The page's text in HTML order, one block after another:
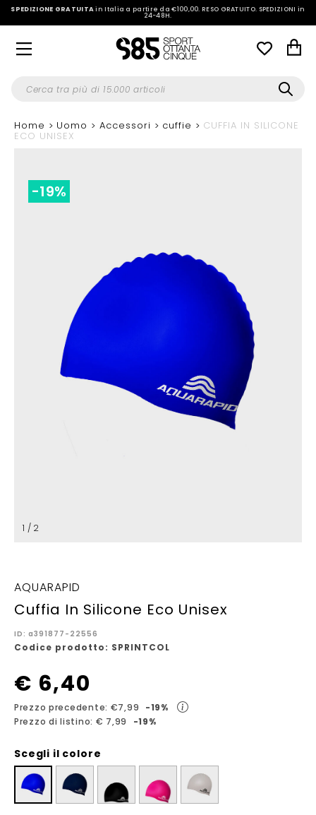
SPEDIZIONE GRATUITAin Italia a partire da €100,00.RESO GRATUITO. SPEDIZIONI in
24-48H.
Home Uomo Accessori cuffie CUFFIA IN SILICONE
ECO UNISEX
1 / 2
-19%
AQUARAPID
Cuffia In Silicone Eco Unisex
ID: a391877-22556
Codice prodotto: SPRINTCOL
€ 6,40
Prezzo precedente: €7,99
-19%
Prezzo di listino: € 7,99
-19%
Scegli il colore